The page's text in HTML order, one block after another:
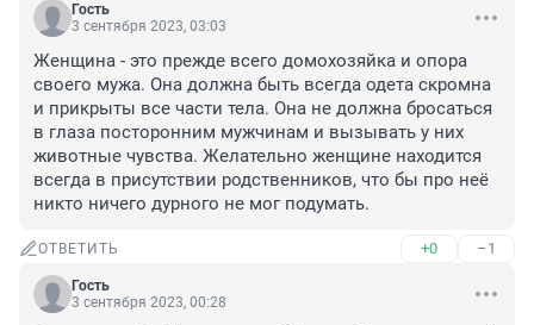
Гость
3 сентября 2023, 03:03
Женщина - это прежде всего домохозяйка и опора
своего мужа. Она должна быть всегда одета скромна
и прикрыты все части тела. Она не должна бросаться
в глаза посторонним мужчинам и вызывать у них
животные чувства. Желательно женщине находится
всегда в присутствии родственников, что бы про неё
никто ничего дурного не мог подумать.
ОТВЕТИТЬ +0 –1
Гость
3 сентября 2023, 00:28